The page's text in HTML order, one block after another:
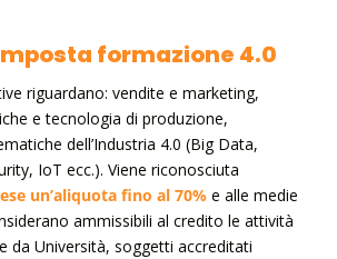
formazione 4.0
riguardano: vendite e marketing,
e tecnologia di produzione,
dell’Industria 4.0 (Big Data,
IoT ecc.). Viene riconosciuta
un’aliquota fino al 70%e alle medie
ammissibili al credito le attività
da Università, soggetti accreditati